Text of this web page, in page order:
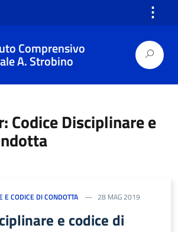
⋮
Comprensivo
A. Strobino
Codice Disciplinare e
E CODICE DI CONDOTTA 28 MAG 2019
e codice di